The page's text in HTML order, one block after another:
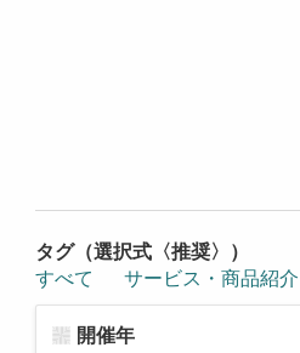
タグ（選択式〈推奨〉）
すべて
サービス・商品紹介
開催年